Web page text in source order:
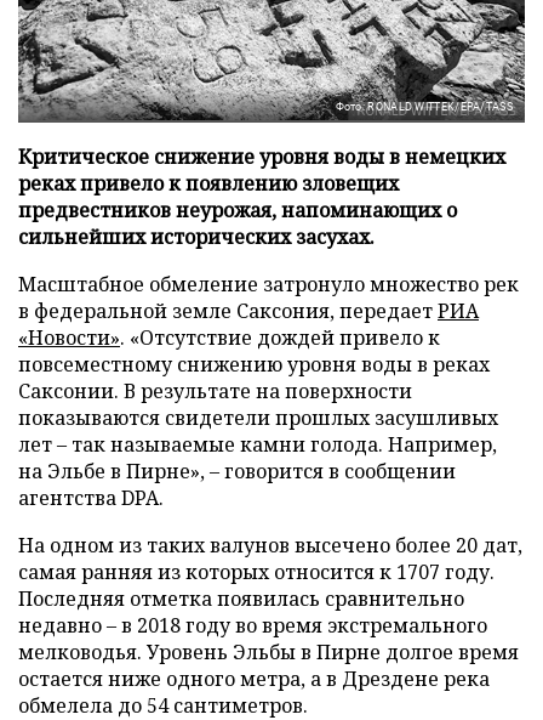
Фото: RONALD WITTEK/EPA/TASS
Критическое снижение уровня воды в немецких
реках привело к появлению зловещих
предвестников неурожая, напоминающих о
сильнейших исторических засухах.
Масштабное обмеление затронуло множество рек
в федеральной земле Саксония, передаетРИА
«Новости». «Отсутствие дождей привело к
повсеместному снижению уровня воды в реках
Саксонии. В результате на поверхности
показываются свидетели прошлых засушливых
лет – так называемые камни голода. Например,
на Эльбе в Пирне», – говорится в сообщении
агентства DPA.
На одном из таких валунов высечено более 20 дат,
самая ранняя из которых относится к 1707 году.
Последняя отметка появилась сравнительно
недавно – в 2018 году во время экстремального
мелководья. Уровень Эльбы в Пирне долгое время
остается ниже одного метра, а в Дрездене река
обмелела до 54 сантиметров.